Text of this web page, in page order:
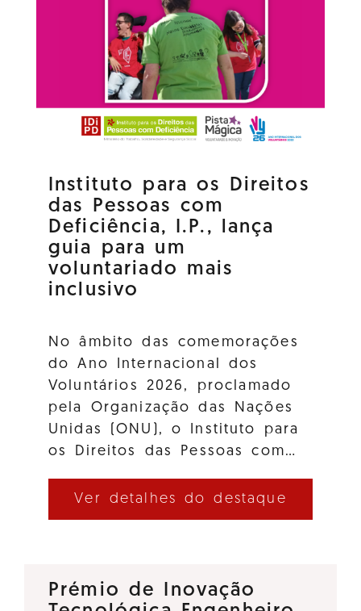
Instituto para os Direitos
das Pessoas com
Deficiência, I.P., lança
guia para um
voluntariado mais
inclusivo
No âmbito das comemorações
do Ano Internacional dos
Voluntários 2026, proclamado
pela Organização das Nações
Unidas (ONU), o Instituto para
os Direitos das Pessoas com…
Ver detalhes do destaque
Prémio de Inovação